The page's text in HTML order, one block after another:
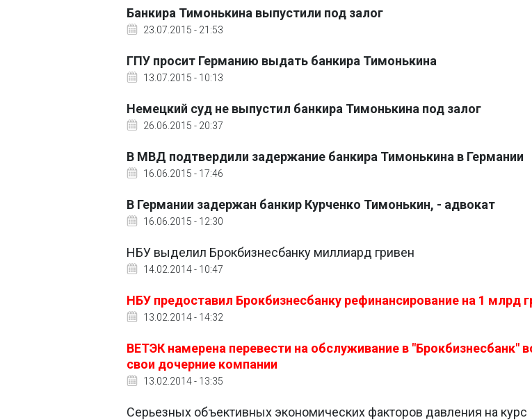
Банкира Тимонькина выпустили под залог
23.07.2015 - 21:53
ГПУ просит Германию выдать банкира Тимонькина
13.07.2015 - 10:13
Немецкий суд не выпустил банкира Тимонькина под залог
26.06.2015 - 20:37
В МВД подтвердили задержание банкира Тимонькина в Германии
16.06.2015 - 17:46
В Германии задержан банкир Курченко Тимонькин, - адвокат
16.06.2015 - 12:30
НБУ выделил Брокбизнесбанку миллиард гривен
14.02.2014 - 10:47
НБУ предоставил Брокбизнесбанку рефинансирование на 1 млрд
13.02.2014 - 14:32
ВЕТЭК намерена перевести на обслуживание в "Брокбизнесбанк"
свои дочерние компании
13.02.2014 - 13:35
Серьезных объективных экономических факторов давления на курс